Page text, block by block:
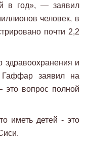
в год», — заявил
человек, в
почти 2,2
здравоохранения и
Гаффар заявил на
это вопрос полной
иметь детей - это